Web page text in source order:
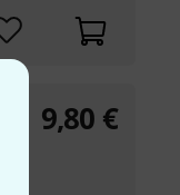
9,80 €